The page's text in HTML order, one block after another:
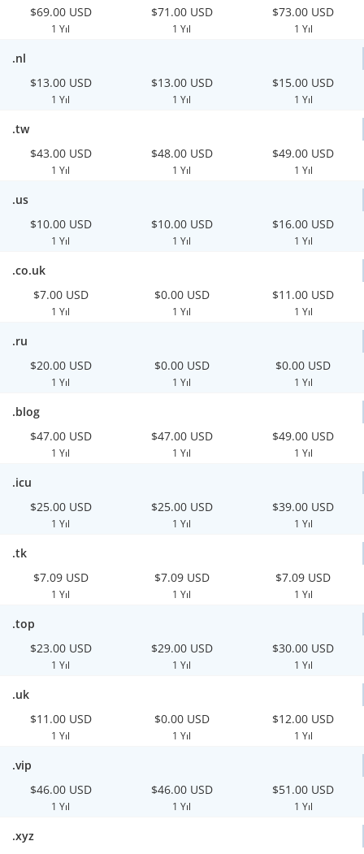
$69.00 USD
1 Yıl
$71.00 USD
1 Yıl
$73.00 USD
1 Yıl
.nl
$13.00 USD
1 Yıl
$13.00 USD
1 Yıl
$15.00 USD
1 Yıl
.tw
$43.00 USD
1 Yıl
$48.00 USD
1 Yıl
$49.00 USD
1 Yıl
.us
$10.00 USD
1 Yıl
$10.00 USD
1 Yıl
$16.00 USD
1 Yıl
.co.uk
$7.00 USD
1 Yıl
$0.00 USD
1 Yıl
$11.00 USD
1 Yıl
.ru
$20.00 USD
1 Yıl
$0.00 USD
1 Yıl
$0.00 USD
1 Yıl
.blog
$47.00 USD
1 Yıl
$47.00 USD
1 Yıl
$49.00 USD
1 Yıl
.icu
$25.00 USD
1 Yıl
$25.00 USD
1 Yıl
$39.00 USD
1 Yıl
.tk
$7.09 USD
1 Yıl
$7.09 USD
1 Yıl
$7.09 USD
1 Yıl
.top
$23.00 USD
1 Yıl
$29.00 USD
1 Yıl
$30.00 USD
1 Yıl
.uk
$11.00 USD
1 Yıl
$0.00 USD
1 Yıl
$12.00 USD
1 Yıl
.vip
$46.00 USD
1 Yıl
$46.00 USD
1 Yıl
$51.00 USD
1 Yıl
.xyz